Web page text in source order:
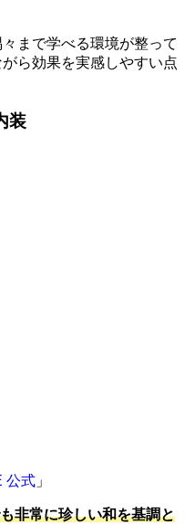
まで学べる環境が整って
ら効果を実感しやすい点
装
公式 」
非常に珍しい和を基調と